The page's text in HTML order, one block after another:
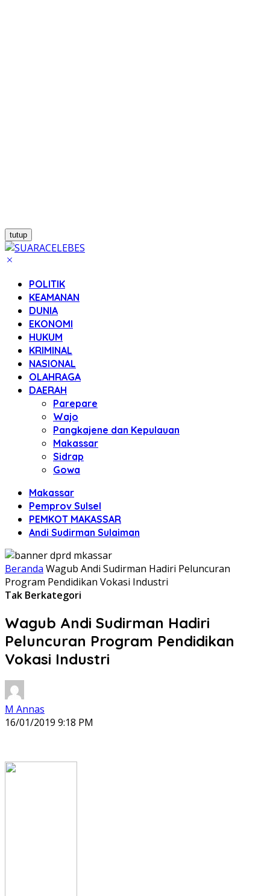
tutup
POLITIK
KEAMANAN
DUNIA
EKONOMI
HUKUM
KRIMINAL
NASIONAL
OLAHRAGA
DAERAH
Parepare
Wajo
Pangkajene dan Kepulauan
Makassar
Sidrap
Gowa
Makassar
Pemprov Sulsel
PEMKOT MAKASSAR
Andi Sudirman Sulaiman
Beranda Wagub Andi Sudirman Hadiri Peluncuran
Program Pendidikan Vokasi Industri
Tak Berkategori
Wagub Andi Sudirman Hadiri
Peluncuran Program Pendidikan
Vokasi Industri
M Annas
16/01/2019 9:18 PM